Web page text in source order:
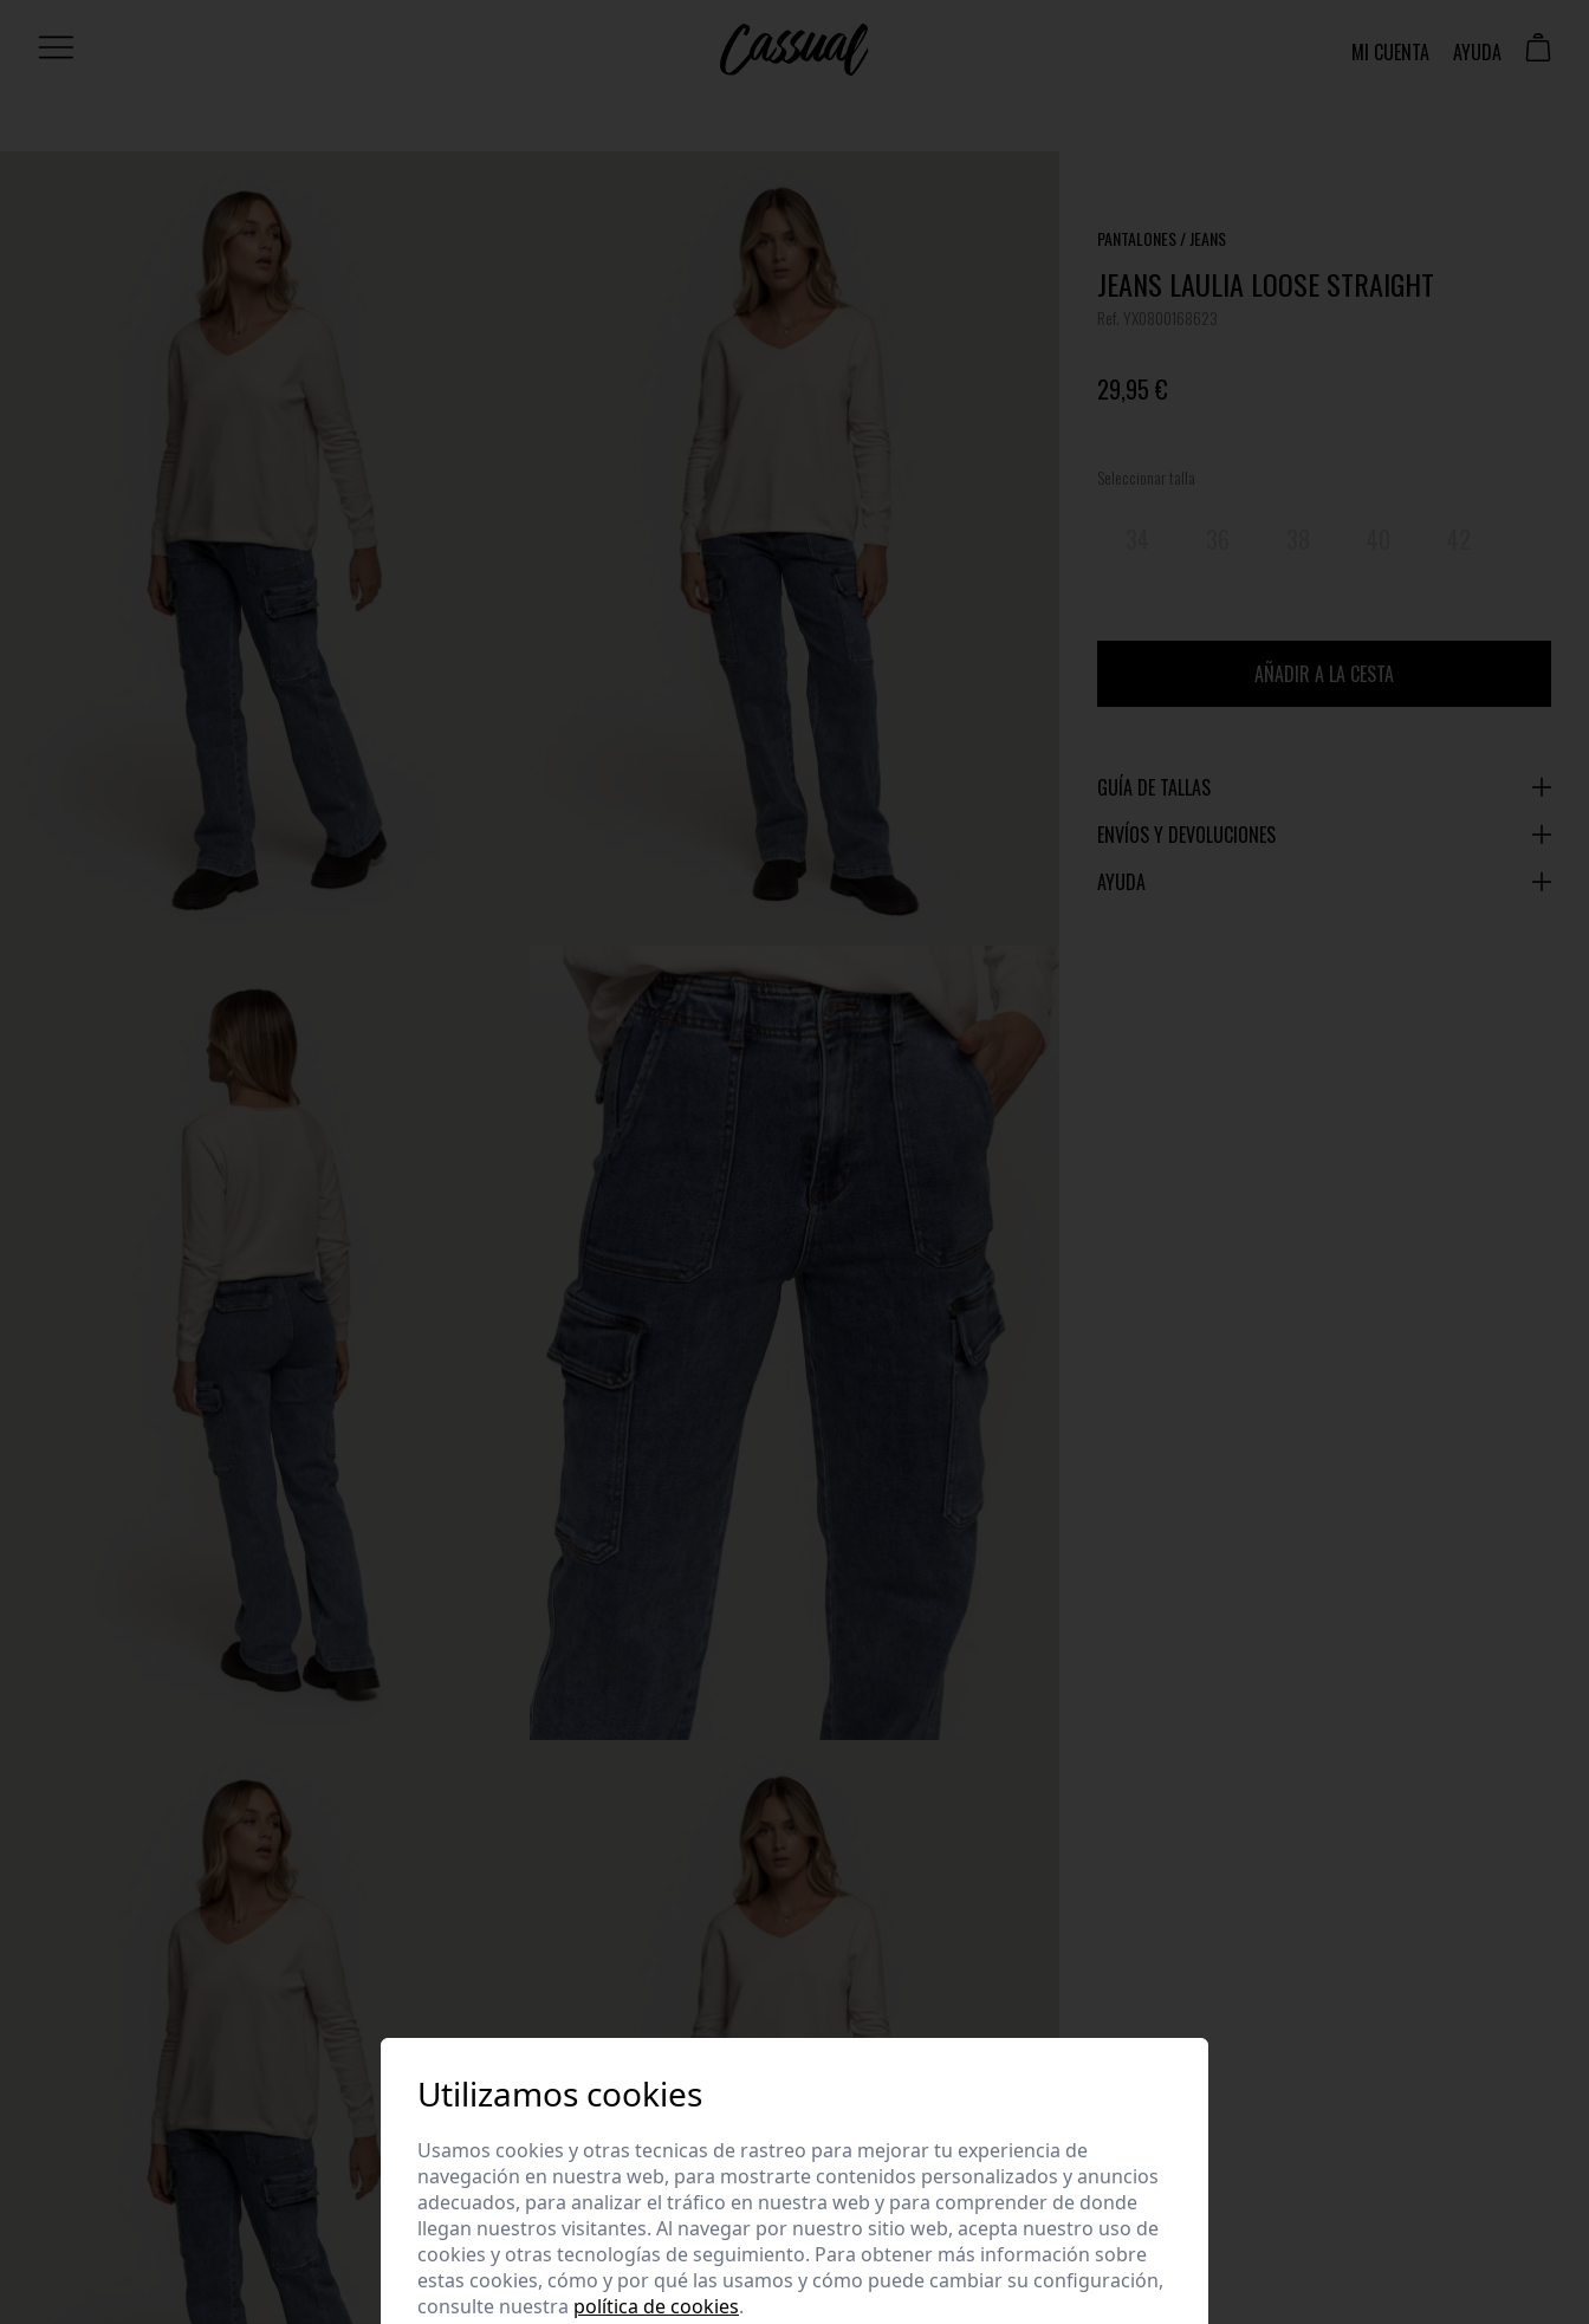
MI CUENTA AYUDA
PANTALONES / JEANS
JEANS LAULIA LOOSE STRAIGHT
Ref. YX0800168623
29,95 €
Seleccionar talla
AÑADIR A LA CESTA
GUÍA DE TALLAS
ENVÍOS Y DEVOLUCIONES
AYUDA
Utilizamos cookies
Usamos cookies y otras tecnicas de rastreo para mejorar tu experiencia de
navegación en nuestra web, para mostrarte contenidos personalizados y anuncios
adecuados, para analizar el tráfico en nuestra web y para comprender de donde
llegan nuestros visitantes. Al navegar por nuestro sitio web, acepta nuestro uso de
cookies y otras tecnologías de seguimiento. Para obtener más información sobre
estas cookies, cómo y por qué las usamos y cómo puede cambiar su configuración,
consulte nuestra política de cookies.